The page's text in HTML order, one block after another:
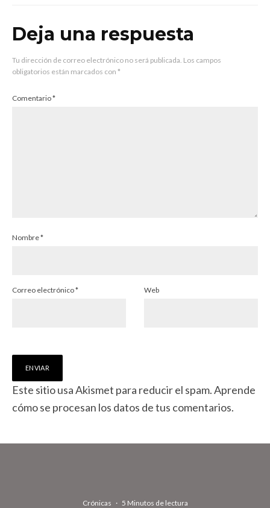
Deja una respuesta
Tu dirección de correo electrónico no será publicada. Los campos
obligatorios están marcados con *
Comentario*
Nombre*
Correo electrónico* Web
Este sitio usa Akismet para reducir el spam.Aprende
cómo se procesan los datos de tus comentarios.
Crónicas · 5 Minutos de lectura